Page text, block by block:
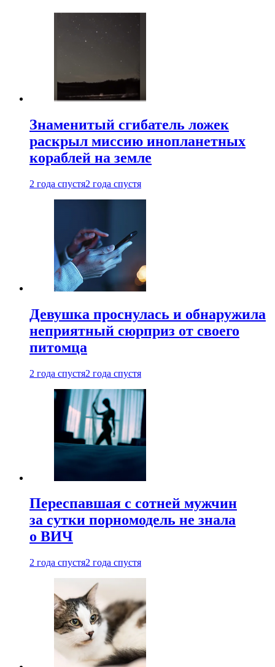
Знаменитый сгибатель ложек
раскрыл миссию инопланетных
кораблей на земле
2 года спустя2 года спустя
Девушка проснулась и обнаружила
неприятный сюрприз от своего
питомца
2 года спустя2 года спустя
Переспавшая с сотней мужчин
за сутки порномодель не знала
о ВИЧ
2 года спустя2 года спустя